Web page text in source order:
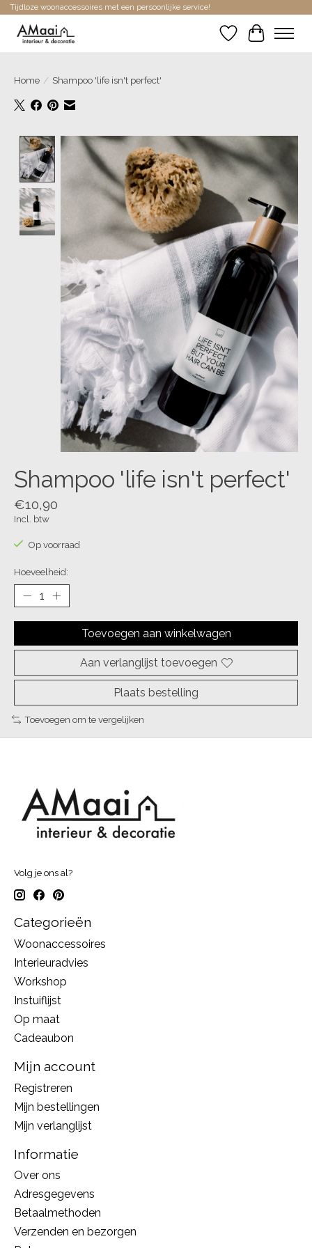
Tijdloze woonaccessoires met een persoonlijke service!
Verlanglijst
Home / Shampoo 'life isn't perfect'
Product image slideshow Items
Shampoo 'life isn't perfect'
€10,90
Incl. btw
Op voorraad
Hoeveelheid:
Toevoegen aan winkelwagen
Aan verlanglijst toevoegen
Plaats bestelling
Toevoegen om te vergelijken
Volg je ons al?
Categorieën
Woonaccessoires
Interieuradvies
Workshop
Instuiflijst
Op maat
Cadeaubon
Mijn account
Registreren
Mijn bestellingen
Mijn verlanglijst
Informatie
Over ons
Adresgegevens
Betaalmethoden
Verzenden en bezorgen